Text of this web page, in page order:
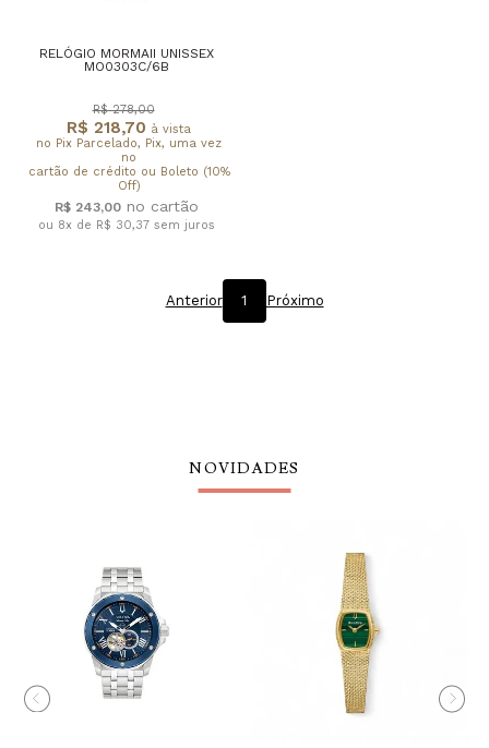
RELÓGIO MORMAII UNISSEX
MO0303C/6B
R$ 218,70 à vista
no Pix Parcelado, Pix, uma vez
no
cartão de crédito ou Boleto (10%
Off)
R$ 278,00
R$ 243,00
ou 8x de R$ 30,37 sem juros
Anterior 1 Próximo
NOVIDADES